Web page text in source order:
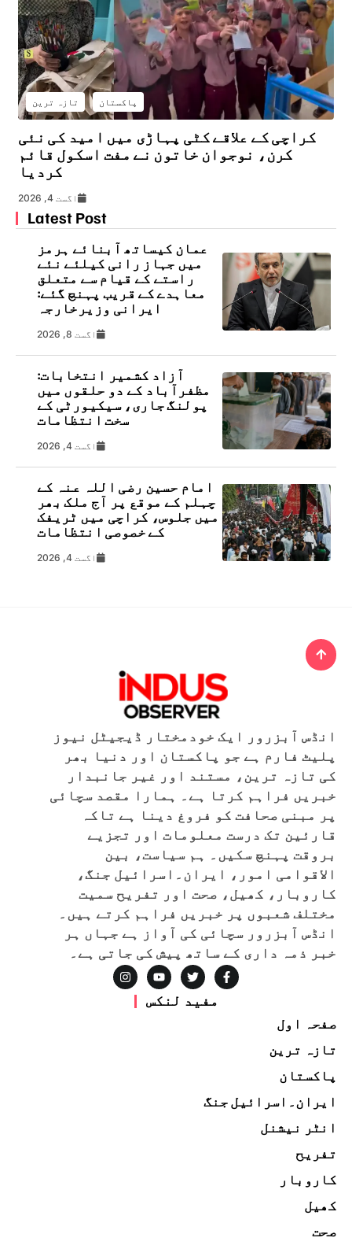
پاکستان تازہ ترین
کراچی کے علاقے کٹی پہاڑی میں امید کی نئی
کرن، نوجوان خاتون نے مفت اسکول قائم
کردیا
اگست 4, 2026
Latest Post
عمان کیساتھ آبنائے ہرمز
میں جہاز رانی کیلئے نئے
راستے کے قیام سے متعلق
معاہدے کے قریب پہنچ گئے:
ایرانی وزیرخارجہ
اگست 8, 2026
آزاد کشمیر انتخابات:
مظفرآباد کے دو حلقوں میں
پولنگ جاری، سیکیورٹی کے
سخت انتظامات
اگست 4, 2026
امام حسین رضی اللہ عنہ کے
چہلم کے موقع پر آج ملک بھر
میں جلوس، کراچی میں ٹریفک
کے خصوصی انتظامات
اگست 4, 2026
انڈس آبزرور ایک خودمختار ڈیجیٹل نیوز
پلیٹ فارم ہے جو پاکستان اور دنیا بھر
کی تازہ ترین، مستند اور غیر جانبدار
خبریں فراہم کرتا ہے۔ ہمارا مقصد سچائی
پر مبنی صحافت کو فروغ دینا ہے تاکہ
قارئین تک درست معلومات اور تجزیے
بروقت پہنچ سکیں۔ ہم سیاست، بین
الاقوامی امور، ایران۔اسرائیل جنگ،
کاروبار، کھیل، صحت اور تفریح سمیت
مختلف شعبوں پر خبریں فراہم کرتے ہیں۔
انڈس آبزرور سچائی کی آواز ہے جہاں ہر
خبر ذمہ داری کے ساتھ پیش کی جاتی ہے۔
مفید لنکس
صفحہ اول
تازہ ترین
پاکستان
ایران۔اسرائیل جنگ
انٹر نیشنل
تفریح
کاروبار
کھیل
صحت